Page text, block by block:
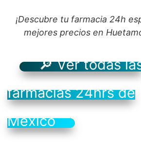
¡Descubre tu farmacia 24h
mejores precios en
🔎 Ver todas
farmacias 24hrs de
México